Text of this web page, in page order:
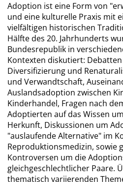
Adoption ist eine Form von
und eine kulturelle Praxis mit
vielfältigen historischen
Hälfte des 20. Jahrhunderts
Bundesrepublik in
Kontexten diskutiert:
Diversifizierung und
und Verwandtschaft,
Auslandsadoption zwischen
Kinderhandel, Fragen nach
Adoptierten auf das Wissen
Herkunft, Diskussionen um
"auslaufende Alternative" im
Reproduktionsmedizin, sowie
Kontroversen um die
gleichgeschlechtlicher Paare.
thematisch variierenden